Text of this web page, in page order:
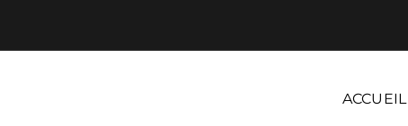
ACCUEIL